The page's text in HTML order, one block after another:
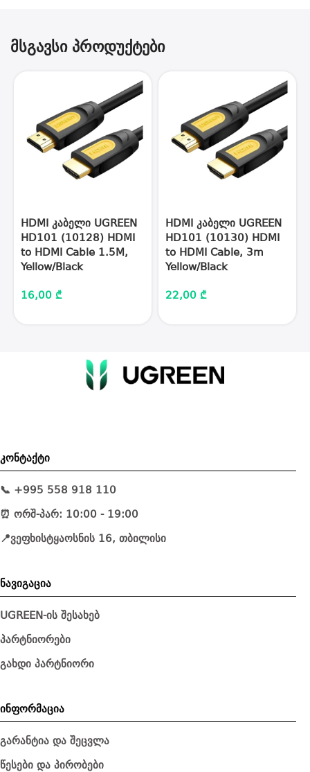
მსგავსი პროდუქტები
HDMI კაბელი UGREEN
HD101 (10128) HDMI
to HDMI Cable 1.5M,
Yellow/Black
16,00 ₾
HDMI კაბელი UGREEN
HD101 (10130) HDMI
to HDMI Cable, 3m
Yellow/Black
22,00 ₾
კონტაქტი
📞 +995 558 918 110
⏰ ორშ-პარ: 10:00 - 19:00
📍ვეფხისტყაოსნის 16, თბილისი
ნავიგაცია
UGREEN-ის შესახებ
პარტნიორები
გახდი პარტნიორი
ინფორმაცია
გარანტია და შეცვლა
წესები და პირობები